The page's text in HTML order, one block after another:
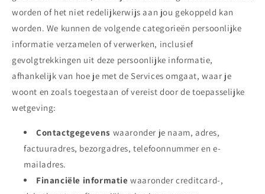
worden of het niet redelijkerwijs aan jou gekoppeld kan
worden. We kunnen de volgende categorieën persoonlijke
informatie verzamelen of verwerken, inclusief
gevolgtrekkingen uit deze persoonlijke informatie,
afhankelijk van hoe je met de Services omgaat, waar je
woont en zoals toegestaan of vereist door de toepasselijke
wetgeving:
Contactgegevens waaronder je naam, adres,
factuuradres, bezorgadres, telefoonnummer en e-
mailadres.
Financiële informatie waaronder creditcard-,